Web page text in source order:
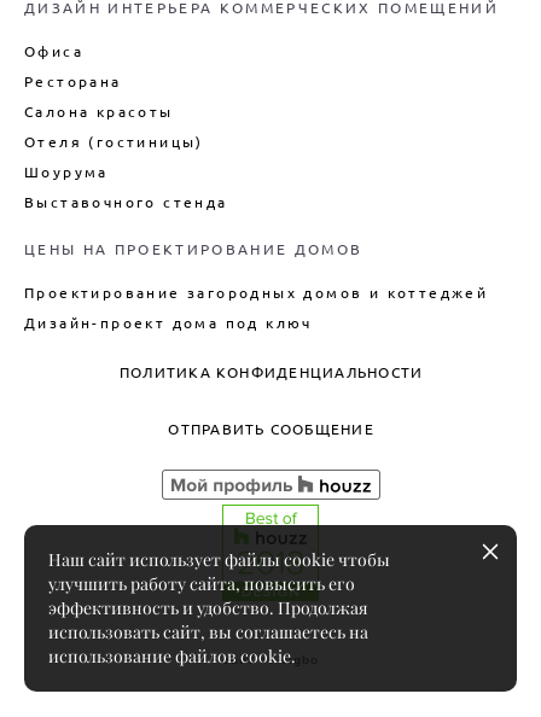
ДИЗАЙН ИНТЕРЬЕРА КОММЕРЧЕСКИХ ПОМЕЩЕНИЙ
Офиса
Ресторана
Салона красоты
Отеля (гостиницы)
Шоурума
Выставочного стенда
ЦЕНЫ НА ПРОЕКТИРОВАНИЕ ДОМОВ
Проектирование загородных домов и коттеджей
Дизайн-проект дома под ключ
ПОЛИТИКА КОНФИДЕНЦИАЛЬНОСТИ
ОТПРАВИТЬ СООБЩЕНИЕ
сайт от vigbo
Наш сайт использует файлы cookie чтобы
улучшить работу сайта, повысить его
эффективность и удобство. Продолжая
использовать сайт, вы соглашаетесь на
использование файлов cookie.